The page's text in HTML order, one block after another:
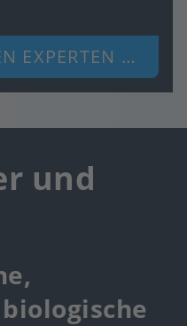
WÄHLEN SIE EINEN EXPERTEN AUS
und